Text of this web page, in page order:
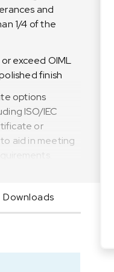
Medische weegschalen
Babyweegschalen
Personenweegschalen
Stoelweegschalen
and
1/4 of the
exceed OIML
finish
options
ISO/IEC
or
aid in meeting
Calibration
finish to meet
Downloads